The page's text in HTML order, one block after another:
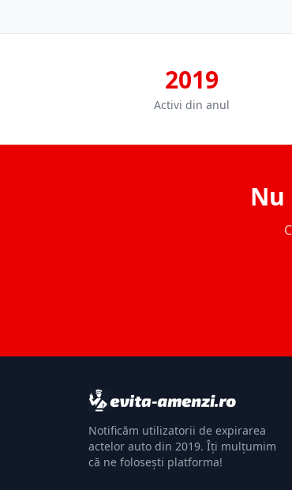
2019
Activi din anul
Notificăm utilizatorii de expirarea
actelor auto din 2019. Îți mulțumim
că ne folosești platforma!